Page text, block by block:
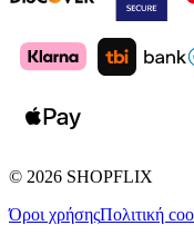
© 2026 SHOPFLIX
Όροι χρήσηςΠολιτική